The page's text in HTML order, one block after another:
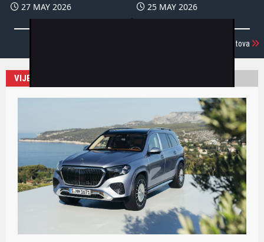
27 MAY 2026 25 MAY 2026
Učitaj još testova
VIJESTI